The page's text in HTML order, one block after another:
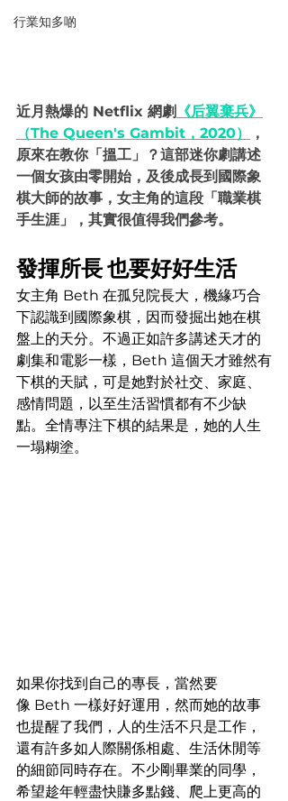
行業知多啲
近月熱爆的 Netflix 網劇
《后翼棄兵》
（The Queen's Gambit，2020）
，
原來在教你「搵工」？這部迷你劇講述
一個女孩由零開始，及後成長到國際象
棋大師的故事，女主角的這段「職業棋
手生涯」，其實很值得我們參考。
發揮所長 也要好好生活
女主角 Beth 在孤兒院長大，機緣巧合
下認識到國際象棋，因而發掘出她在棋
盤上的天分。不過正如許多講述天才的
劇集和電影一樣，Beth 這個天才雖然有
下棋的天賦，可是她對於社交、家庭、
感情問題，以至生活習慣都有不少缺
點。全情專注下棋的結果是，她的人生
一塌糊塗。
如果你找到自己的專長，當然要
像 Beth 一樣好好運用，然而她的故事
也提醒了我們，人的生活不只是工作，
還有許多如人際關係相處、生活休閒等
的細節同時存在。不少剛畢業的同學，
希望趁年輕盡快賺多點錢、爬上更高的